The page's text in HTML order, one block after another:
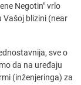
Negotin" vrlo
Vašoj blizini (near
sve o
da na uređaju
(inženjeringa) za